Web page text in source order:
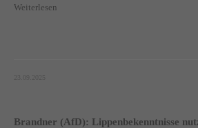
Weiterlesen
Brandner (AfD): Lippenbekenntnisse